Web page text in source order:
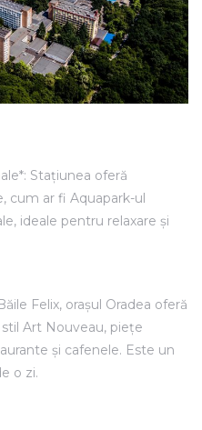
Stațiunea oferă
cum ar fi Aquapark-ul
ideale pentru relaxare și
Felix, orașul Oradea oferă
Art Nouveau, piețe
și cafenele. Este un
o zi.